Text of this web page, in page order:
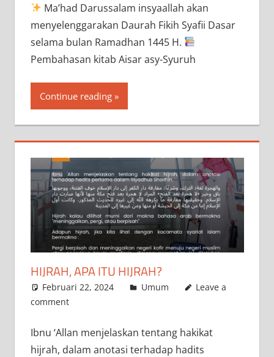
Ma’had Darussalam insyaallah akan
menyelenggarakan Daurah Fikih Syafii Dasar
selama bulan Ramadhan 1445 H.
Pembahasan kitab Aisar asy-Syuruh
Continue reading
HIJRAH, APA ITU HIJRAH?
Februari 22, 2024 a.siddik
Umum
Leave a
comment
Ibnu ‘Allan menjelaskan tentang hakikat
hijrah, dalam anotasi terhadap hadits